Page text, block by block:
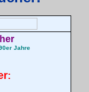
Jahre
: